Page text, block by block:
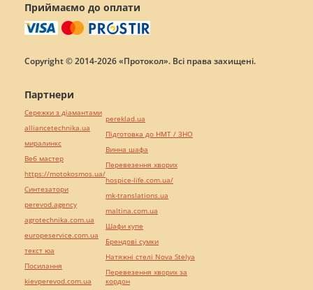
Приймаємо до оплати
Copyright © 2014-2026 «Протокол». Всі права захищені.
Партнери
Сережки з діамантами
alliancetechnika.ua
миралинкс
Веб мастер
https://motokosmos.ua/
Синтезатори
perevod.agency
agrotechnika.com.ua
europeservice.com.ua
текст юа
Посилання
kievperevod.com.ua
pereklad.ua
Підготовка до НМТ / ЗНО
Винна шафа
Перевезення хворих
hospice-life.com.ua/
mk-translations.ua
maltina.com.ua
Шафи купе
Брендові сумки
Натяжні стелі Nova Stelya
Перевезення хворих за
кордон